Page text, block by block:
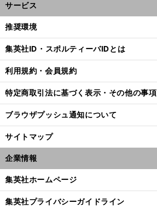
サービス
推奨環境
集英社ID・スポルティーバIDとは
利用規約・会員規約
特定商取引法に基づく表示・その他の事項
ブラウザプッシュ通知について
サイトマップ
企業情報
集英社ホームページ
集英社プライバシーガイドライン